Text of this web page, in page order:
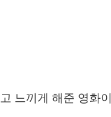
느끼게 해준 영화이